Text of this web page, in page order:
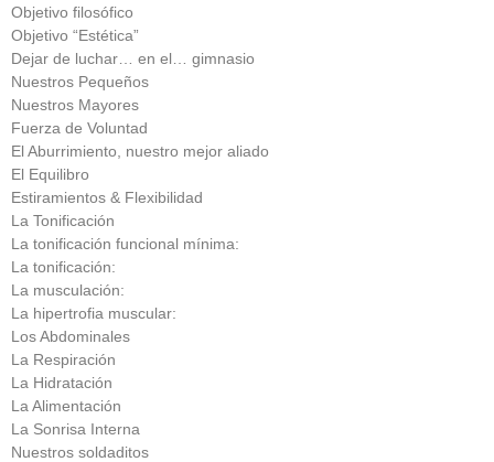
Objetivo filosófico
Objetivo “Estética”
Dejar de luchar… en el… gimnasio
Nuestros Pequeños
Nuestros Mayores
Fuerza de Voluntad
El Aburrimiento, nuestro mejor aliado
El Equilibro
Estiramientos & Flexibilidad
La Tonificación
La tonificación funcional mínima:
La tonificación:
La musculación:
La hipertrofia muscular:
Los Abdominales
La Respiración
La Hidratación
La Alimentación
La Sonrisa Interna
Nuestros soldaditos